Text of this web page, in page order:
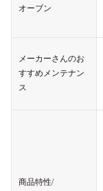
オーブン
メーカーさんのお
すすめメンテナン
ス
商品特性/